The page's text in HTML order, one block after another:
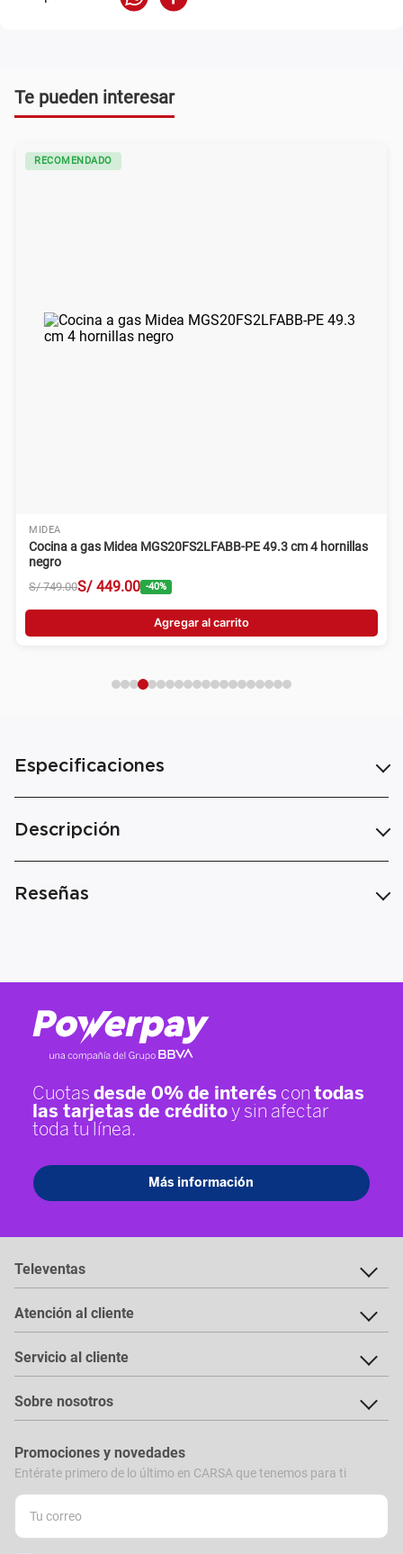
Te pueden interesar
RECOMENDADO
MIDEA
Cocina a gas Midea MGS20FS2LFABB-PE 49.3 cm 4 hornillas
negro
S/ 749.00S/ 449.00 -40%
Agregar al carrito
Especificaciones
Descripción
Reseñas
Televentas
Atención al cliente
Servicio al cliente
Sobre nosotros
Promociones y novedades
Entérate primero de lo último en CARSA que tenemos para ti